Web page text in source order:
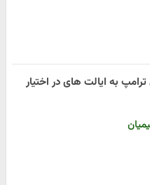
به ایالت های در اختیار